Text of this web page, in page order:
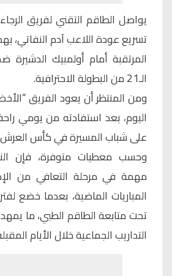
يواصل الطاقم التقني لفريق
تسريع عودة اللاعب آدم النفاتي،
المرتقبة أمام أولمبيك
الـ21 من البطولة الاحترافية.
ومن المنتظر أن يعود الفريق
اليوم، بعد استفادته من يومي
على شباب المسيرة في كأس
وحسب معطيات متوفرة، فإن
مهمة في مرحلة التعافي من
المباريات الماضية، بعدما خضع
تحت متابعة الطاقم الطبي، ما يمهد
التداريب الجماعية خلال الأيام